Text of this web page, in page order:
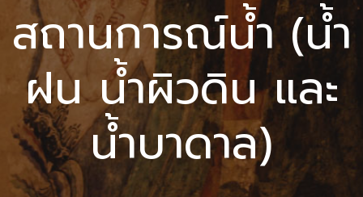
สถานการณ์น้ำ (น้ำ
ฝน น้ำผิวดิน และ
น้ำบาดาล)